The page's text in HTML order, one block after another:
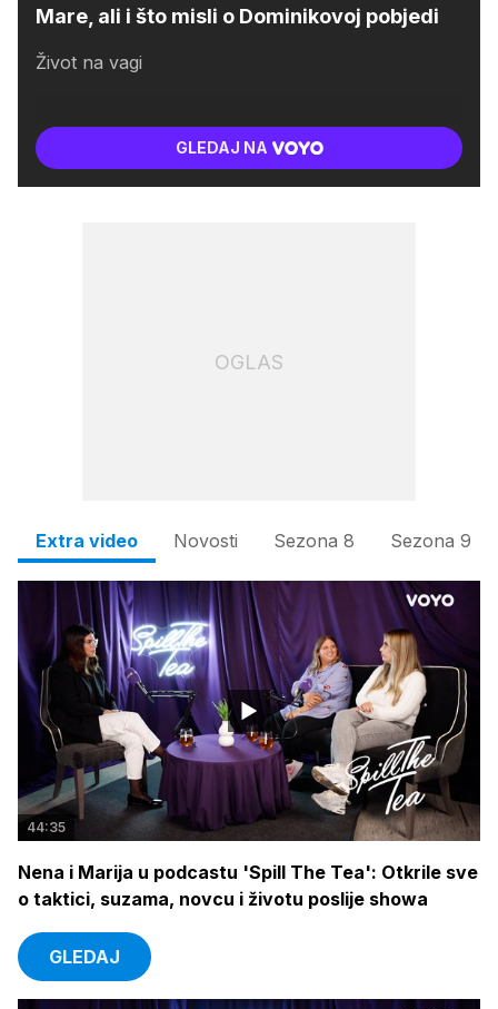
Mare, ali i što misli o Dominikovoj pobjedi
Život na vagi
GLEDAJ NA
OGLAS
Extra video Novosti Sezona 8 Sezona 9
44:35
Nena i Marija u podcastu 'Spill The Tea': Otkrile sve
o taktici, suzama, novcu i životu poslije showa
GLEDAJ